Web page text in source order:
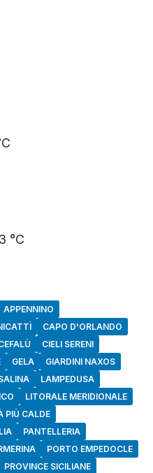
°C
APPENNINO
CAPO D'ORLANDO
CIELI SERENI
GELA
GIARDINI NAXOS
LAMPEDUSA
LITORALE MERIDIONALE
PIÙ CALDE
PANTELLERIA
PORTO EMPEDOCLE
PROVINCE SICILIANE